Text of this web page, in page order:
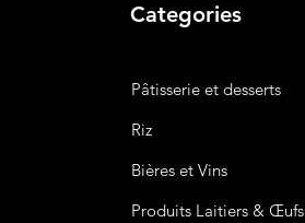
Categories
Pâtisserie et desserts
Riz
Bièreset Vins
Produits Laitiers & Œufs